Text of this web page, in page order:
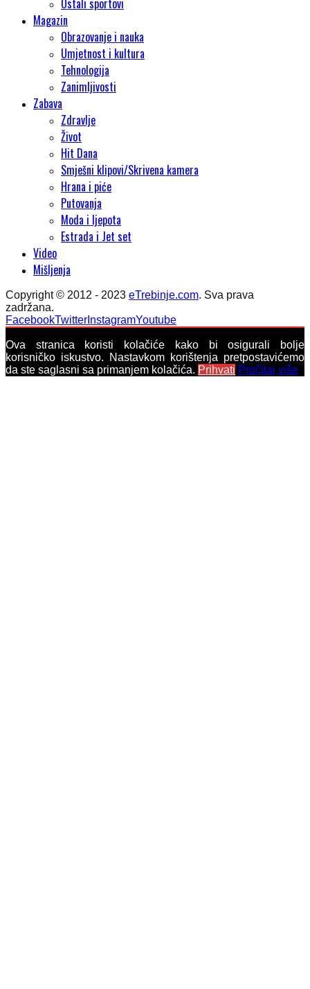
Ostali sportovi
Magazin
Obrazovanje i nauka
Umjetnost i kultura
Tehnologija
Zanimljivosti
Zabava
Zdravlje
Život
Hit Dana
Smješni klipovi/Skrivena kamera
Hrana i piće
Putovanja
Moda i ljepota
Estrada i Jet set
Video
Mišljenja
Copyright © 2012 - 2023 eTrebinje.com. Sva prava
zadržana.
FacebookTwitter InstagramYoutube
Ova stranica koristi kolačiće kako bi osigurali bolje
korisničko iskustvo. Nastavkom korištenja pretpostavićemo
da ste saglasni sa primanjem kolačića. Prihvati Pročitaj više